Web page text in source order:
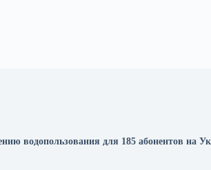
водопользования для 185 абонентов на